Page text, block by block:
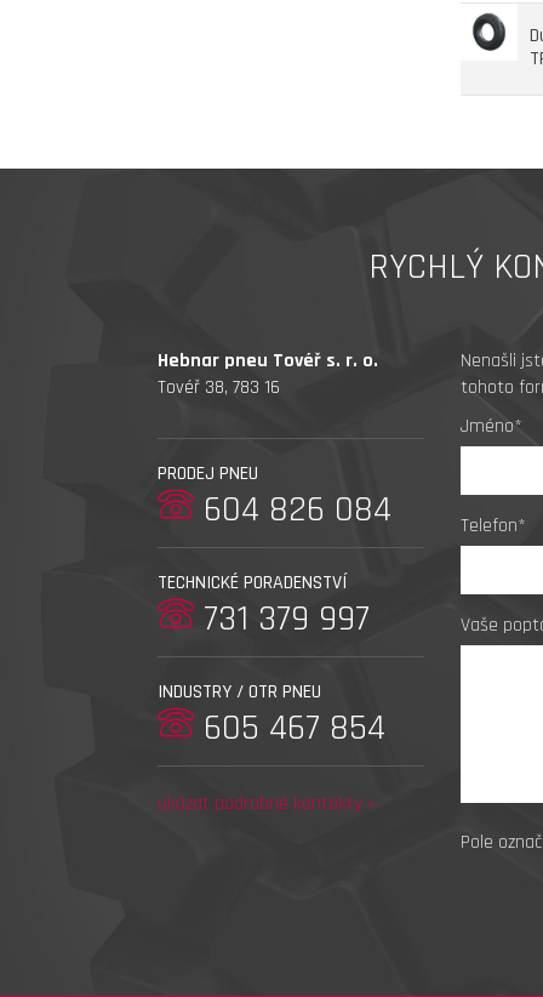
RYCHLÝ
Hebnar pneu Tovéř s. r. o.
Tovéř 38, 783 16
PRODEJ PNEU
604 826 084
TECHNICKÉ PORADENSTVÍ
731 379 997
INDUSTRY / OTR PNEU
605 467 854
ukázat podrobné kontakty »
Nenašli
tohoto
Jméno*
Telefon*
Vaše
Pole